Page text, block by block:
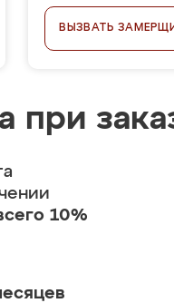
ВЫЗВАТЬ
при
10%